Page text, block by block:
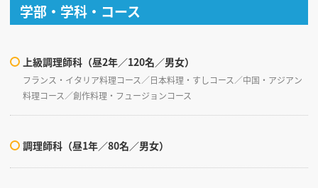
学部・学科・コース
上級調理師科（昼2年／120名／男女）
フランス・イタリア料理コース／日本料理・すしコース／中国・アジアン
料理コース／創作料理・フュージョンコース
調理師科（昼1年／80名／男女）